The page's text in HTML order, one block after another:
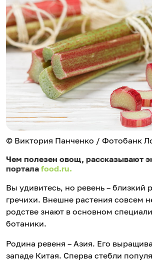
© Виктория Панченко / Фотобанк
Чем полезен овощ, рассказывают
портала food.ru.
Вы удивитесь, но ревень – близкий
гречихи. Внешне растения совсем
родстве знают в основном
ботаники.
Родина ревеня – Азия. Его
западе Китая. Сперва стебли